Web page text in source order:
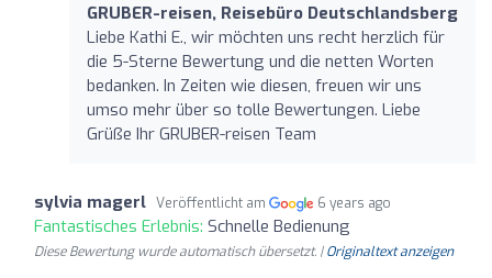
GRUBER-reisen, Reisebüro Deutschlandsberg
Liebe Kathi E., wir möchten uns recht herzlich für
die 5-Sterne Bewertung und die netten Worten
bedanken. In Zeiten wie diesen, freuen wir uns
umso mehr über so tolle Bewertungen. Liebe
Grüße Ihr GRUBER-reisen Team
sylvia magerl Veröffentlicht am 6 years ago
Fantastisches Erlebnis: Schnelle Bedienung
Diese Bewertung wurde automatisch übersetzt. |Originaltext anzeigen